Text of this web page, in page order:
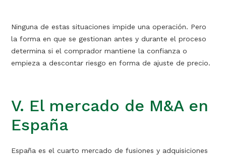
Ninguna de estas situaciones impide una operación. Pero
la forma en que se gestionan antes y durante el proceso
determina si el comprador mantiene la confianza o
empieza a descontar riesgo en forma de ajuste de precio.
V. El mercado de M&A en
España
España es el cuarto mercado de fusiones y adquisiciones